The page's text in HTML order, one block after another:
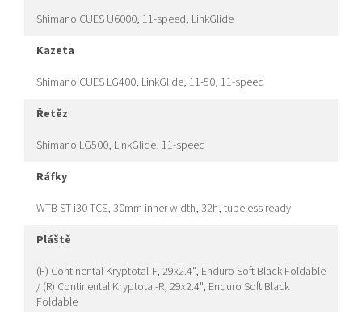
Shimano CUES U6000, 11-speed, LinkGlide
kazeta
Shimano CUES LG400, LinkGlide, 11-50, 11-speed
řetěz
Shimano LG500, LinkGlide, 11-speed
ráfky
WTB ST i30 TCS, 30mm inner width, 32h, tubeless ready
pláště
(F) Continental Kryptotal-F, 29x2.4", Enduro Soft Black Foldable
/ (R) Continental Kryptotal-R, 29x2.4", Enduro Soft Black
Foldable